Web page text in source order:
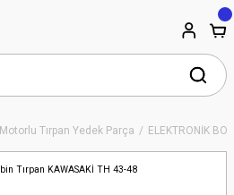
Motorlu Tırpan Yedek Parça ELEKTRONİK